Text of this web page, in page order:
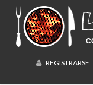
REGISTRARSE